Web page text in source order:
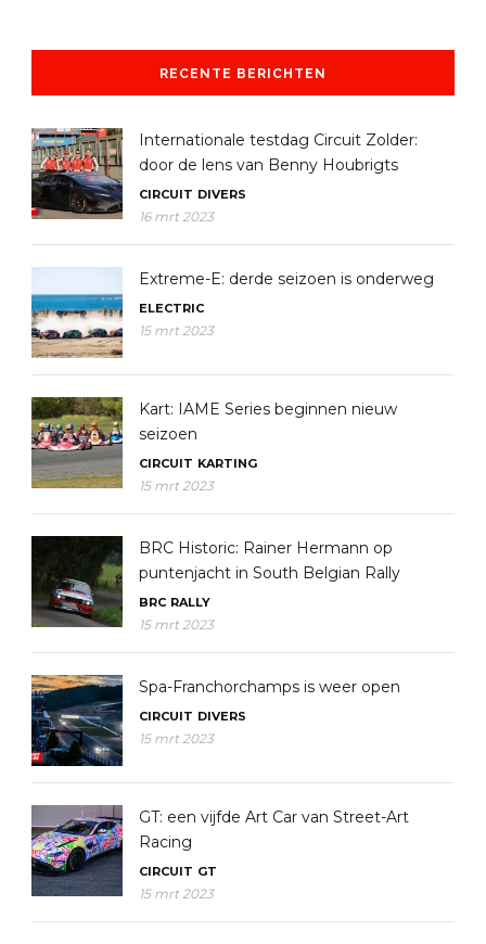
RECENTE BERICHTEN
Internationale testdag Circuit Zolder:
door de lens van Benny Houbrigts
CIRCUIT DIVERS
16 mrt 2023
Extreme-E: derde seizoen is onderweg
ELECTRIC
15 mrt 2023
Kart: IAME Series beginnen nieuw
seizoen
CIRCUIT KARTING
15 mrt 2023
BRC Historic: Rainer Hermann op
puntenjacht in South Belgian Rally
BRC RALLY
15 mrt 2023
Spa-Franchorchamps is weer open
CIRCUIT DIVERS
15 mrt 2023
GT: een vijfde Art Car van Street-Art
Racing
CIRCUIT GT
15 mrt 2023